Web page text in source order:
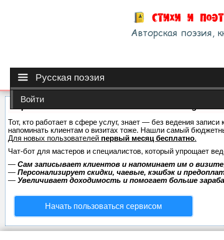
Русская поэзия
Войти
Тот, кто работает в сфере услуг, знает — без ведения
напоминать клиентам о визитах тоже. Нашли самый
Для новых пользователей первый месяц бесплатно.
Чат-бот для мастеров и специалистов, который упрощает
— Сам записывает клиентов и напоминает им о
— Персонализирует скидки, чаевые, кэшбэк и
— Увеличивает доходимость и помогает больше
Начать пользоваться сервисом